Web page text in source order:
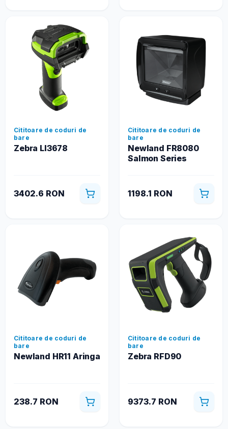
Cititoare de coduri de
bare
Zebra LI3678
3402.6 RON
Cititoare de coduri de
bare
Newland FR8080
Salmon Series
1198.1 RON
Cititoare de coduri de
bare
Newland HR11 Aringa
238.7 RON
Cititoare de coduri de
bare
Zebra RFD90
9373.7 RON